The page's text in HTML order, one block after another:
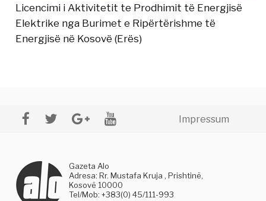
Licencimi i Aktivitetit te Prodhimit të Energjisë
Elektrike nga Burimet e Ripërtërishme të
Energjisë në Kosovë (Erës)
Impressum
Gazeta Alo
Adresa: Rr. Mustafa Kruja , Prishtinë,
Kosovë 10000
Tel/Mob: +383(0) 45/111-993